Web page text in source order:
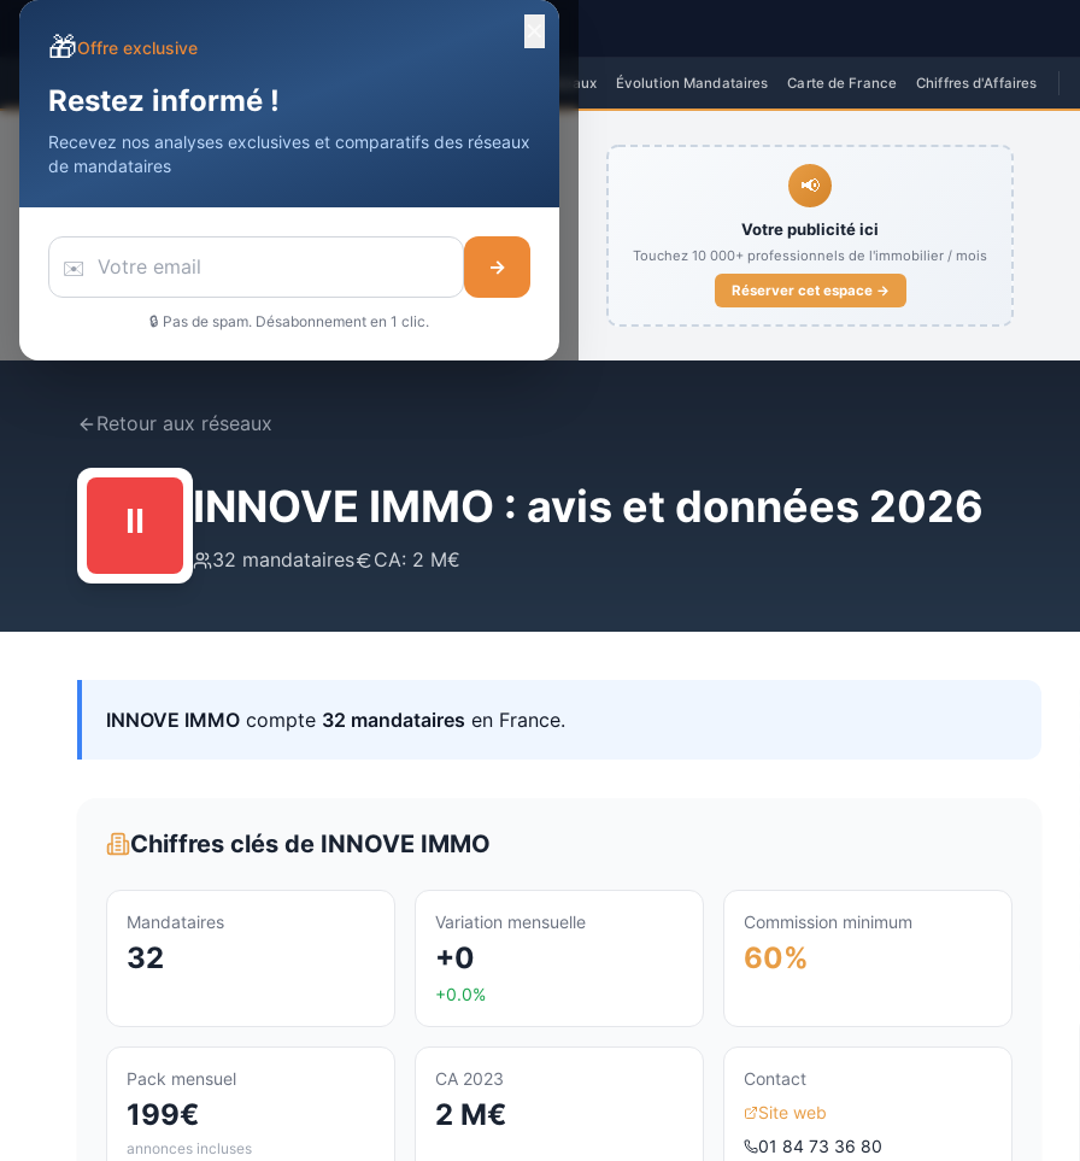
Meilleurs Réseaux Évolution Mandataires Carte de France Chiffres d'Affaires
📢
Votre publicité ici
Touchez 10 000+ professionnels de l'immobilier / mois
Réserver cet espace →
Retour aux réseaux
INNOVE IMMO : avis et données 2026
32 mandataires CA: 2 M€
INNOVE IMMO compte 32 mandataires en France.
Chiffres clés de INNOVE IMMO
Mandataires
32
Variation mensuelle
+0
+0.0%
Commission minimum
60%
Pack mensuel
199€
annonces incluses
CA 2023
2 M€
Contact
Site web
01 84 73 36 80
🎁Offre exclusive
Restez informé !
Recevez nos analyses exclusives et comparatifs des réseaux
de mandataires
✉️ →
🔒 Pas de spam. Désabonnement en 1 clic.